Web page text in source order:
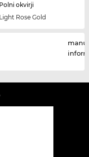
Polni okvirji
Light Rose Gold